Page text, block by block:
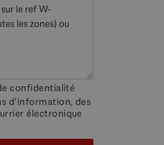
confidentialité
d'information, des
électronique